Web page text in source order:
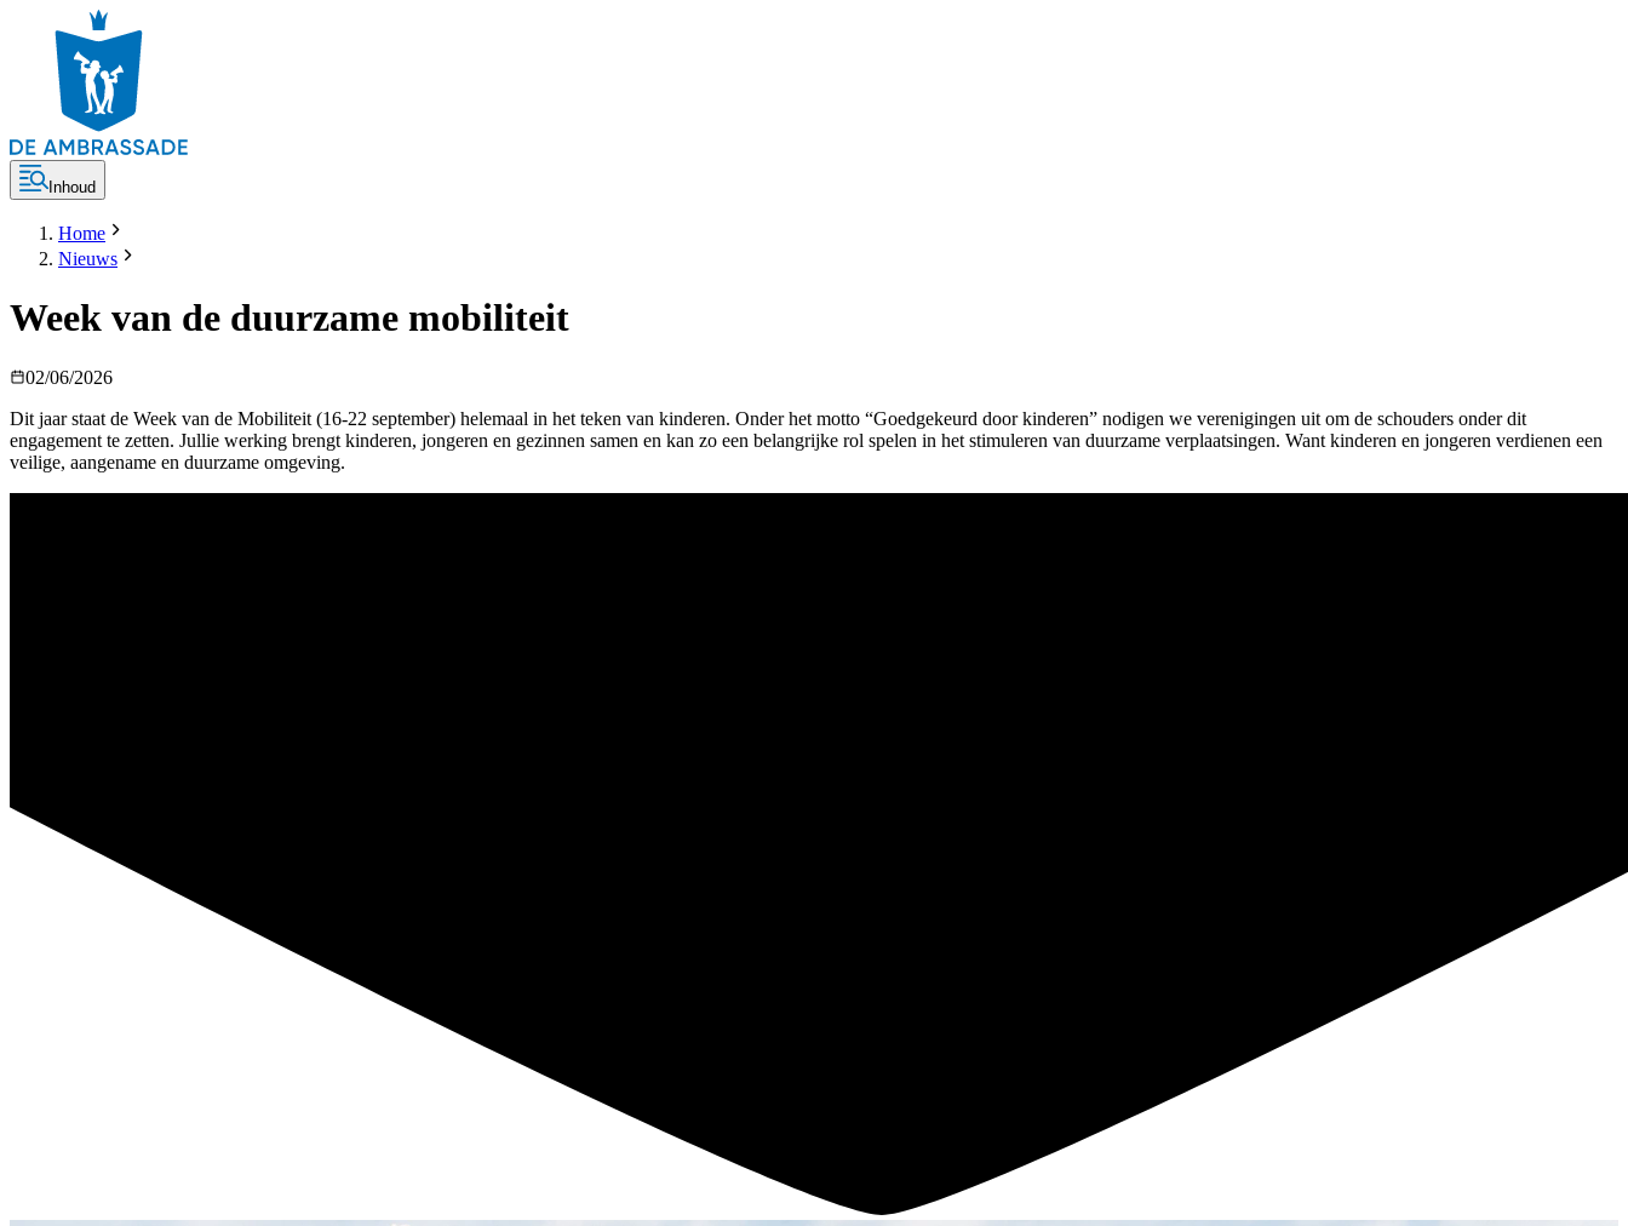
Inhoud
Home
Nieuws
Week van de duurzame mobiliteit
02/06/2026
Dit jaar staat de Week van de Mobiliteit (16-22 september) helemaal in het teken van kinderen. Onder het motto “Goedgekeurd door kinderen” nodigen we verenigingen uit om de schouders onder dit
engagement te zetten. Jullie werking brengt kinderen, jongeren en gezinnen samen en kan zo een belangrijke rol spelen in het stimuleren van duurzame verplaatsingen. Want kinderen en jongeren verdienen een
veilige, aangename en duurzame omgeving.